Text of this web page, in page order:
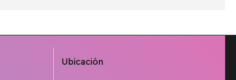
Ubicación